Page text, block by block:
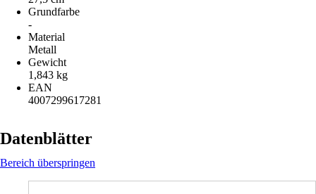
Grundfarbe
-
Material
Metall
Gewicht
1,843 kg
EAN
4007299617281
Datenblätter
Bereich überspringen